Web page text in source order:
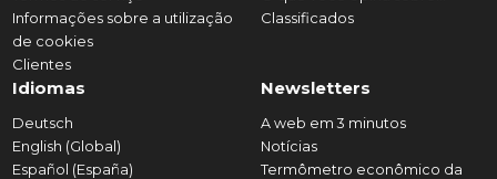
Informações sobre a utilização
de cookies
Clientes
Classificados
Idiomas
Deutsch
English (Global)
Español (España)
Newsletters
A web em 3 minutos
Notícias
Termômetro econômico da